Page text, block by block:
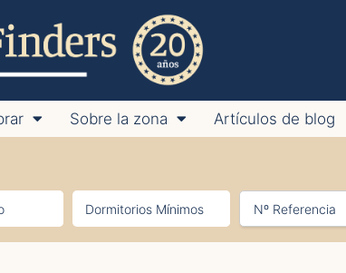
Sobre la zona Artículos de blog